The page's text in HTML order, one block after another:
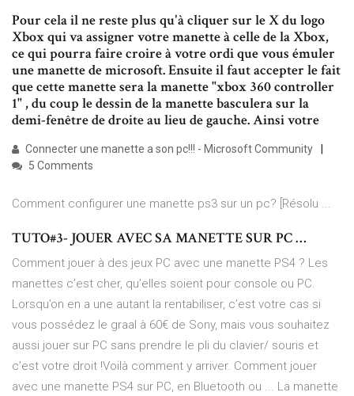
Pour cela il ne reste plus qu'à cliquer sur le X du logo
Xbox qui va assigner votre manette à celle de la Xbox,
ce qui pourra faire croire à votre ordi que vous émuler
une manette de microsoft. Ensuite il faut accepter le fait
que cette manette sera la manette "xbox 360 controller
1" , du coup le dessin de la manette basculera sur la
demi-fenêtre de droite au lieu de gauche. Ainsi votre
Connecter une manette a son pc!!! - Microsoft Community
5 Comments
Comment configurer une manette ps3 sur un pc? [Résolu ...
TUTO#3- JOUER AVEC SA MANETTE SUR PC …
Comment jouer à des jeux PC avec une manette PS4 ? Les
manettes c’est cher, qu’elles soient pour console ou PC.
Lorsqu’on en a une autant la rentabiliser, c’est votre cas si
vous possédez le graal à 60€ de Sony, mais vous souhaitez
aussi jouer sur PC sans prendre le pli du clavier/ souris et
c’est votre droit !Voilà comment y arriver. Comment jouer
avec une manette PS4 sur PC, en Bluetooth ou ... La manette